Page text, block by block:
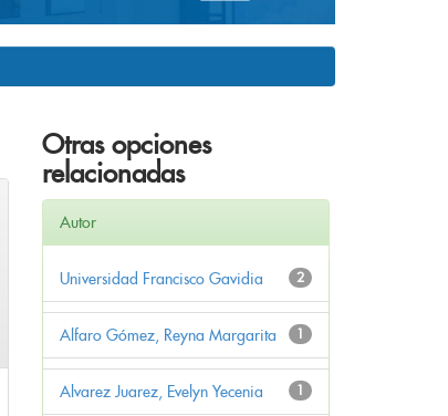
Otras opciones
relacionadas
Autor
2
Universidad Francisco Gavidia
1
Alfaro Gómez, Reyna Margarita
1
Alvarez Juarez, Evelyn Yecenia